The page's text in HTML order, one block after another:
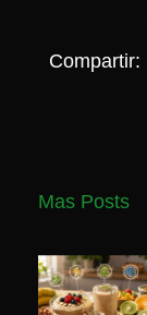
Compartir:
Mas Posts